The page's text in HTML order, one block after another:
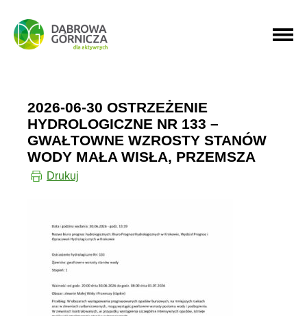
PRZEJDŹ DO MENU GŁÓWNEGO
PRZEJDŹ DO WYSZUKIWARKI
2026-06-30 OSTRZEŻENIE
HYDROLOGICZNE NR 133 –
GWAŁTOWNE WZROSTY STANÓW
WODY MAŁA WISŁA, PRZEMSZA
Drukuj